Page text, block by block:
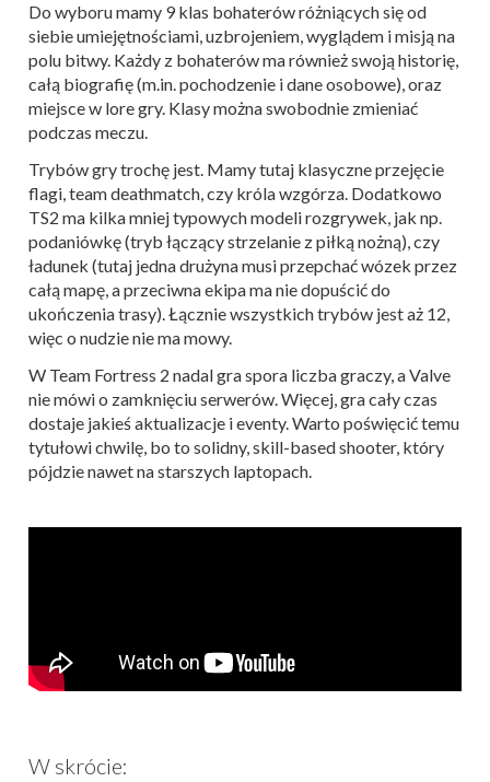
Do wyboru mamy 9 klas bohaterów różniących się od
siebie umiejętnościami, uzbrojeniem, wyglądem i misją na
polu bitwy. Każdy z bohaterów ma również swoją historię,
całą biografię (m.in. pochodzenie i dane osobowe), oraz
miejsce w lore gry. Klasy można swobodnie zmieniać
podczas meczu.
Trybów gry trochę jest. Mamy tutaj klasyczne przejęcie
flagi, team deathmatch, czy króla wzgórza. Dodatkowo
TS2 ma kilka mniej typowych modeli rozgrywek, jak np.
podaniówkę (tryb łączący strzelanie z piłką nożną), czy
ładunek (tutaj jedna drużyna musi przepchać wózek przez
całą mapę, a przeciwna ekipa ma nie dopuścić do
ukończenia trasy). Łącznie wszystkich trybów jest aż 12,
więc o nudzie nie ma mowy.
W Team Fortress 2 nadal gra spora liczba graczy, a Valve
nie mówi o zamknięciu serwerów. Więcej, gra cały czas
dostaje jakieś aktualizacje i eventy. Warto poświęcić temu
tytułowi chwilę, bo to solidny, skill-based shooter, który
pójdzie nawet na starszych laptopach.
W skrócie: